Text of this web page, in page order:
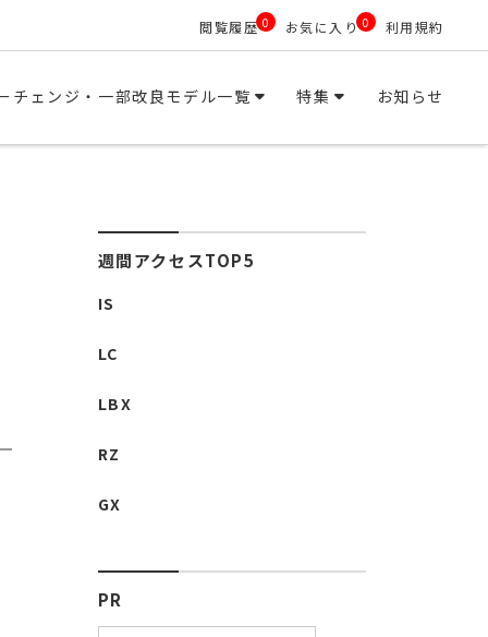
閲覧履歴 0 お気に入り 0 利用規約
チェンジ・一部改良モデル一覧 特集 お知らせ
週間アクセスTOP5
IS
LC
LBX
RZ
GX
PR